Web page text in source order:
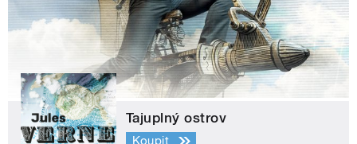
Tajuplný ostrov
Koupit